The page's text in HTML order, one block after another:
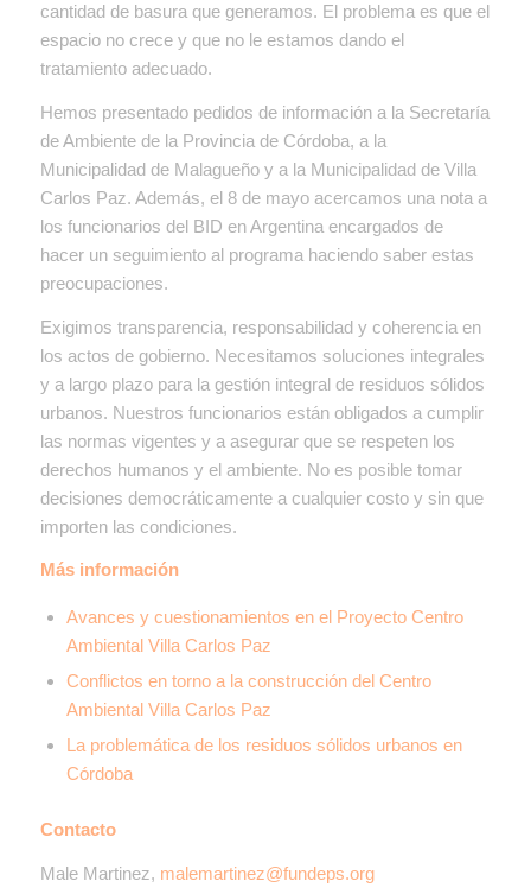
cantidad de basura que generamos. El problema es que el
espacio no crece y que no le estamos dando el
tratamiento adecuado.
Hemos presentado pedidos de información a la Secretaría
de Ambiente de la Provincia de Córdoba, a la
Municipalidad de Malagueño y a la Municipalidad de Villa
Carlos Paz. Además, el 8 de mayo acercamos una nota a
los funcionarios del BID en Argentina encargados de
hacer un seguimiento al programa haciendo saber estas
preocupaciones.
Exigimos transparencia, responsabilidad y coherencia en
los actos de gobierno. Necesitamos soluciones integrales
y a largo plazo para la gestión integral de residuos sólidos
urbanos. Nuestros funcionarios están obligados a cumplir
las normas vigentes y a asegurar que se respeten los
derechos humanos y el ambiente. No es posible tomar
decisiones democráticamente a cualquier costo y sin que
importen las condiciones.
Más información
Avances y cuestionamientos en el Proyecto Centro
Ambiental Villa Carlos Paz
Conflictos en torno a la construcción del Centro
Ambiental Villa Carlos Paz
La problemática de los residuos sólidos urbanos en
Córdoba
Contacto
Male Martinez, malemartinez@fundeps.org